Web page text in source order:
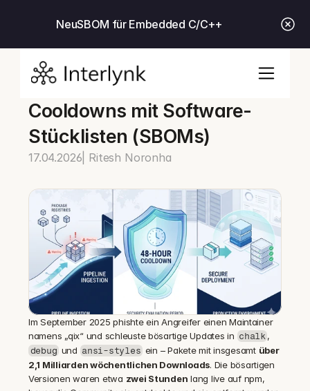
NeuSBOM für Embedded C/C++
Cooldowns mit Software-
Stücklisten (SBOMs)
17.04.2026 | Ritesh Noronha
Im September 2025 phishte ein Angreifer einen Maintainer
namens „qix“ und schleuste bösartige Updates in chalk
debug und ansi-styles ein – Pakete mit insgesamt über
2,1 Milliarden wöchentlichen Downloads. Die bösartigen
Versionen waren etwa zwei Stunden lang live auf npm,